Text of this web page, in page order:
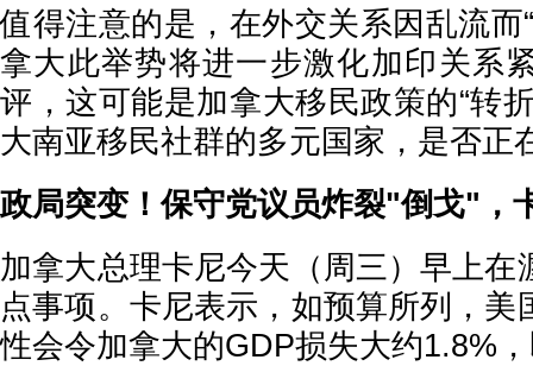
值得注意的是，在外交关系因乱流而
拿大此举势将进一步激化加印关系
评，这可能是加拿大移民政策的“转
大南亚移民社群的多元国家，是否正
政局突变！保守党议员炸裂"倒戈"，
加拿大总理卡尼今天（周三）早上在
点事项。卡尼表示，如预算所列，美
性会令加拿大的GDP损失大约1.8%